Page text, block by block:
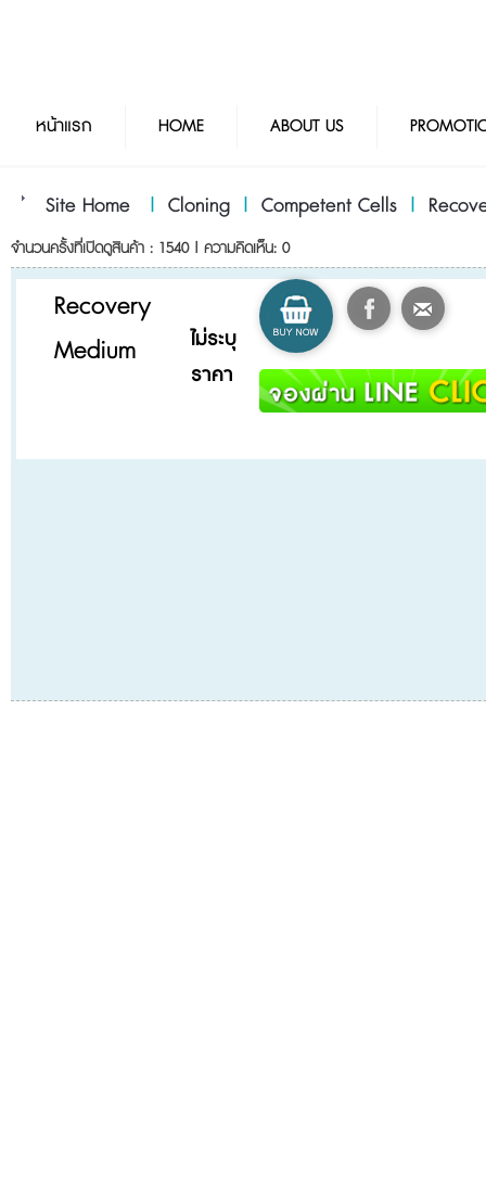
หน้าแรก HOME ABOUT US
Site Home | Cloning | Competent Cells |
จำนวนครั้งที่เปิดดูสินค้า : 1540 | ความคิดเห็น: 0
Recovery
Medium
ไม่ระบุ
ราคา